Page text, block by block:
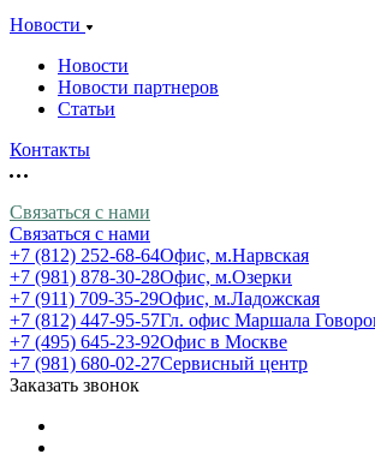
Новости
Новости
Новости партнеров
Статьи
Контакты
Связаться с нами
Связаться с нами
+7 (812) 252-68-64Офис, м.Нарвская
+7 (981) 878-30-28Офис, м.Озерки
+7 (911) 709-35-29Офис, м.Ладожская
+7 (812) 447-95-57Гл. офис Маршала
+7 (495) 645-23-92Офис в Москве
+7 (981) 680-02-27Сервисный центр
Заказать звонок